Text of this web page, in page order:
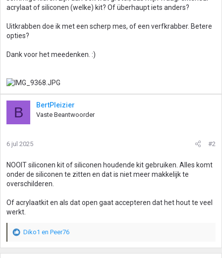
acrylaat of siliconen (welke) kit? Of überhaupt iets anders?
Uitkrabben doe ik met een scherp mes, of een verfkrabber. Betere
opties?
Dank voor het meedenken. :)
B BertPleizier
Vaste Beantwoorder
6 jul 2025 #2
NOOIT siliconen kit of siliconen houdende kit gebruiken. Alles komt
onder de siliconen te zitten en dat is niet meer makkelijk te
overschilderen.
Of acrylaatkit en als dat open gaat accepteren dat het hout te veel
werkt.
W
a
Diko1 en Peer76